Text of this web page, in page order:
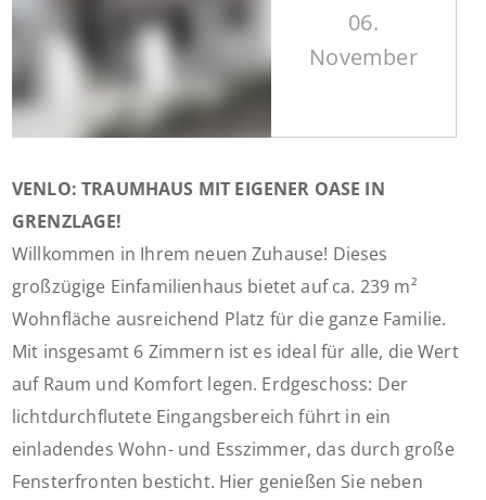
06.
November
VENLO: TRAUMHAUS MIT EIGENER OASE IN
GRENZLAGE!
Willkommen in Ihrem neuen Zuhause! Dieses
großzügige Einfamilienhaus bietet auf ca. 239 m²
Wohnfläche ausreichend Platz für die ganze Familie.
Mit insgesamt 6 Zimmern ist es ideal für alle, die Wert
auf Raum und Komfort legen. Erdgeschoss: Der
lichtdurchflutete Eingangsbereich führt in ein
einladendes Wohn- und Esszimmer, das durch große
Fensterfronten besticht. Hier genießen Sie neben